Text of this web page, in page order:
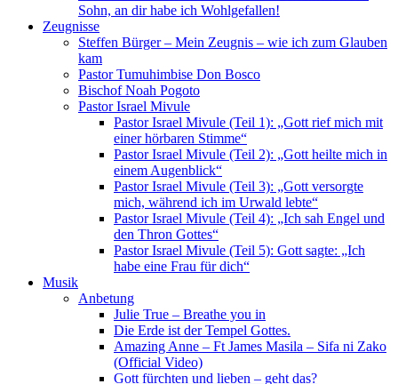
Sohn, an dir habe ich Wohlgefallen!
Zeugnisse
Steffen Bürger – Mein Zeugnis – wie ich zum Glauben
kam
Pastor Tumuhimbise Don Bosco
Bischof Noah Pogoto
Pastor Israel Mivule
Pastor Israel Mivule (Teil 1): „Gott rief mich mit
einer hörbaren Stimme“
Pastor Israel Mivule (Teil 2): „Gott heilte mich in
einem Augenblick“
Pastor Israel Mivule (Teil 3): „Gott versorgte
mich, während ich im Urwald lebte“
Pastor Israel Mivule (Teil 4): „Ich sah Engel und
den Thron Gottes“
Pastor Israel Mivule (Teil 5): Gott sagte: „Ich
habe eine Frau für dich“
Musik
Anbetung
Julie True – Breathe you in
Die Erde ist der Tempel Gottes.
Amazing Anne – Ft James Masila – Sifa ni Zako
(Official Video)
Gott fürchten und lieben – geht das?